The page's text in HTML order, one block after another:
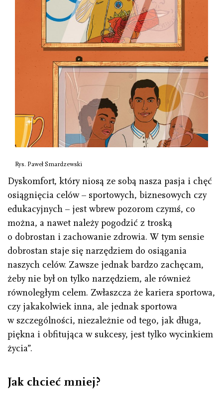
Rys. Paweł Smardzewski
Dyskomfort, który niosą ze sobą nasza pasja i chęć
osiągnięcia celów – sportowych, biznesowych czy
edukacyjnych – jest wbrew pozorom czymś, co
można, a nawet należy pogodzić z troską
o dobrostan i zachowanie zdrowia. W tym sensie
dobrostan staje się narzędziem do osiągania
naszych celów. Zawsze jednak bardzo zachęcam,
żeby nie był on tylko narzędziem, ale również
równoległym celem. Zwłaszcza że kariera sportowa,
czy jakakolwiek inna, ale jednak sportowa
w szczególności, niezależnie od tego, jak długa,
piękna i obfitująca w sukcesy, jest tylko wycinkiem
życia”.
Jak chcieć mniej?